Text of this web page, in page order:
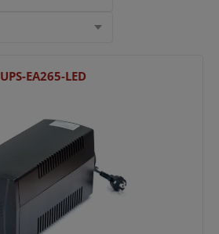
UPS-EA265-LED